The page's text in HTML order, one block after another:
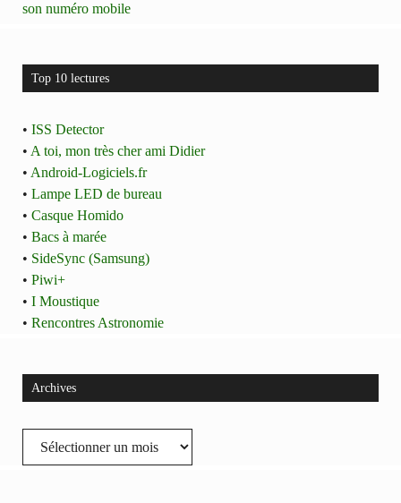
son numéro mobile
Top 10 lectures
• ISS Detector
• A toi, mon très cher ami Didier
• Android-Logiciels.fr
• Lampe LED de bureau
• Casque Homido
• Bacs à marée
• SideSync (Samsung)
• Piwi+
• I Moustique
• Rencontres Astronomie
Archives
Archives